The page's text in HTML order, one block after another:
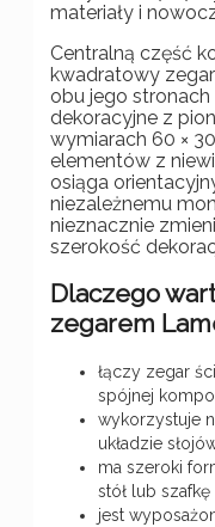
materiały i
Centralną część
kwadratowy
obu jego stronach
dekoracyjne z
wymiarach 60 ×
elementów z
osiąga
niezależnemu
nieznacznie
szerokość
Dlaczego
zegarem
łączy zegar
spójnej
wykorzystuje
układzie
ma szeroki
stół lub szafkę
jest